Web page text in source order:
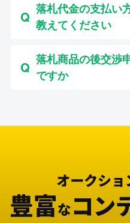
落札代金の支払い
教えてください
落札商品の後交渉
ですか